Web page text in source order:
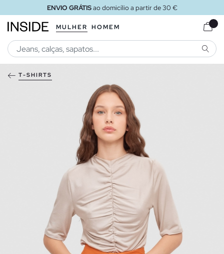
ENVIO GRÁTISao domicílio a partir de 30 €
MULHER HOMEM
T-SHIRTS